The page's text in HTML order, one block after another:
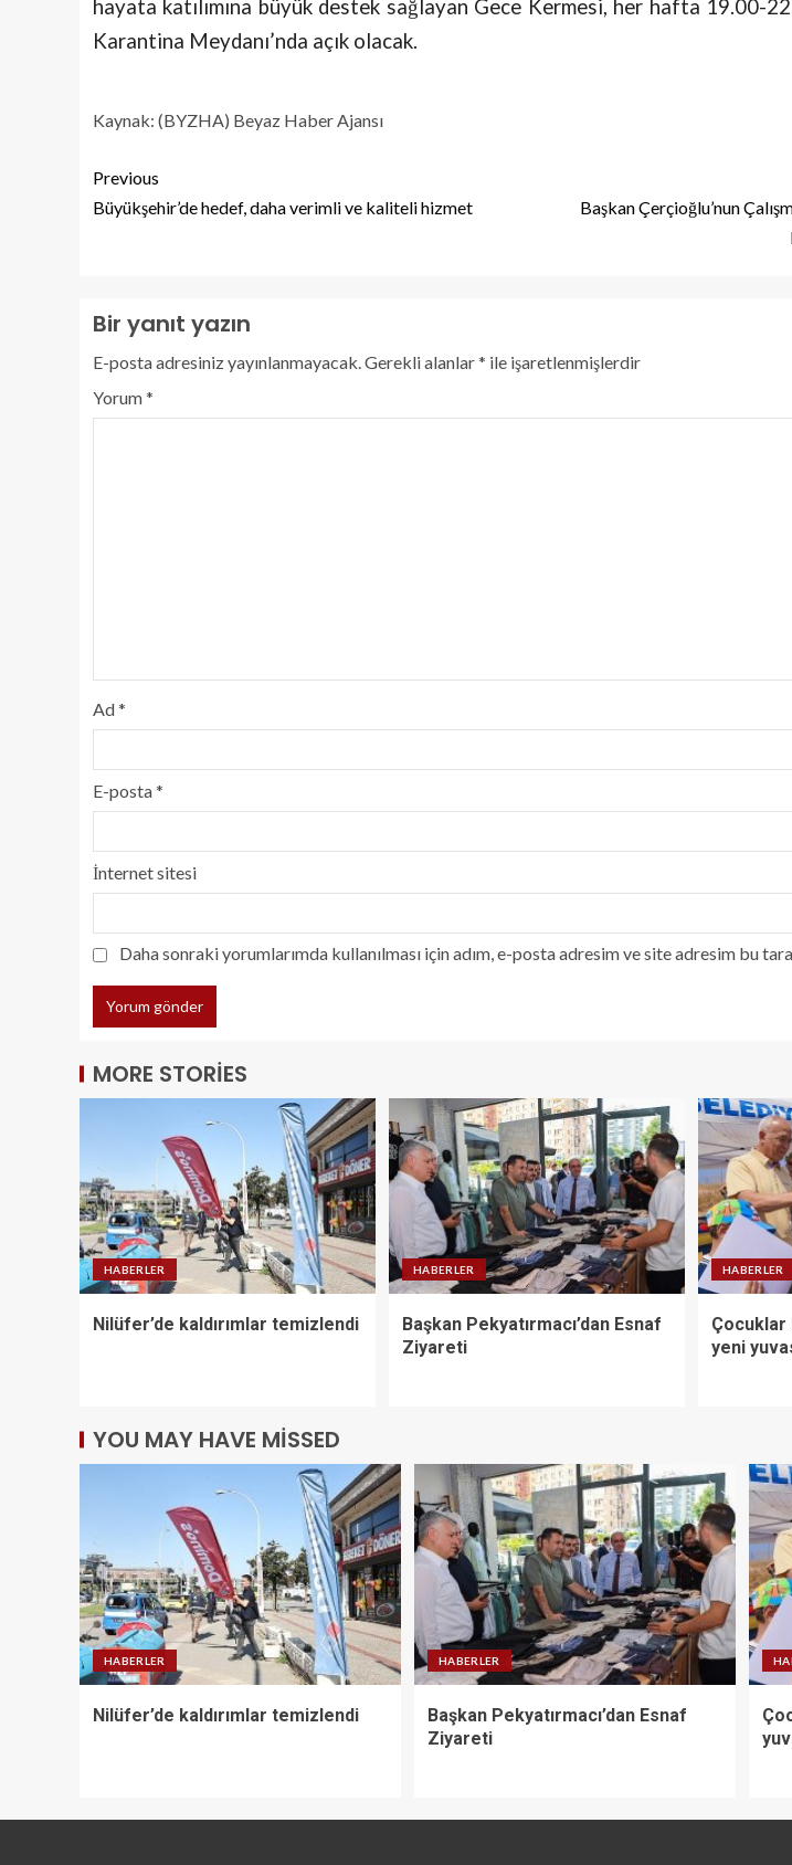
hayata katılımına büyük destek sağlayan Gece Kermesi, her hafta 19.00-
Karantina Meydanı’nda açık olacak.
Kaynak: (BYZHA) Beyaz Haber Ajansı
Previous
Büyükşehir’de hedef, daha verimli ve kaliteli hizmet
Başkan Çerçioğlu’nun
Bir yanıt yazın
E-posta adresiniz yayınlanmayacak.Gerekli alanlar* ile işaretlenmişlerdir
Yorum*
Ad*
E-posta*
İnternet sitesi
Daha sonraki yorumlarımda kullanılması için adım, e-posta adresim ve site adresim bu
MORE STORIES
HABERLER
Nilüfer’de kaldırımlar temizlendi
HABERLER
Başkan Pekyatırmacı’dan Esnaf
Ziyareti
HABERLER
Çocuklar
yeni
YOU MAY HAVE MISSED
HABERLER
Nilüfer’de kaldırımlar temizlendi
HABERLER
Başkan Pekyatırmacı’dan Esnaf
Ziyareti